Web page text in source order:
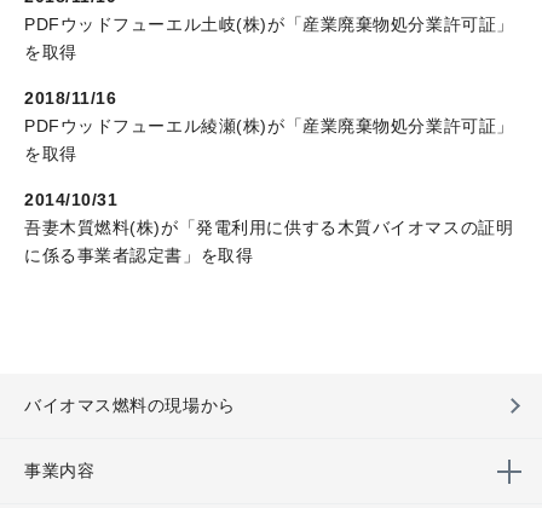
PDFウッドフューエル土岐(株)が「産業廃棄物処分業許可証」
を取得
2018/11/16
PDFウッドフューエル綾瀬(株)が「産業廃棄物処分業許可証」
を取得
2014/10/31
吾妻木質燃料(株)が「発電利用に供する木質バイオマスの証明
に係る事業者認定書」を取得
バイオマス燃料の現場から
事業内容